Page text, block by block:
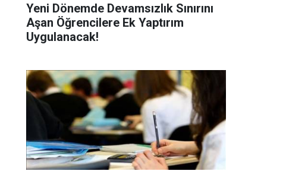
Yeni Dönemde Devamsızlık Sınırını
Aşan Öğrencilere Ek Yaptırım
Uygulanacak!